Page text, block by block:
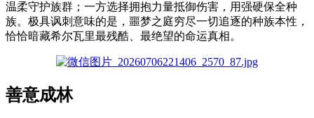
温柔守护族群；一方选择拥抱力量抵御伤害，用强硬保全种
族。极具讽刺意味的是，噩梦之庭穷尽一切追逐的种族本性，
恰恰暗藏希尔瓦里最残酷、最绝望的命运真相。
善意成林